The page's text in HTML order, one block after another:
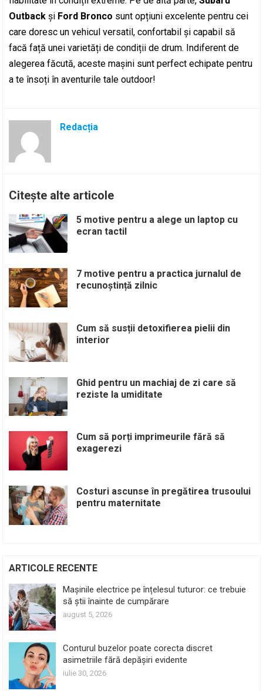
Outback și Ford Bronco sunt opțiuni excelente pentru cei
care doresc un vehicul versatil, confortabil și capabil să
facă față unei varietăți de condiții de drum. Indiferent de
alegerea făcută, aceste mașini sunt perfect echipate pentru
a te însoți în aventurile tale outdoor!
Redacția
Citește alte articole
5 motive pentru a alege un laptop cu
ecran tactil
7 motive pentru a practica jurnalul de
recunoștință zilnic
Cum să susții detoxifierea pielii din
interior
Ghid pentru un machiaj de zi care să
reziste la umiditate
Cum să porți imprimeurile fără să
exagerezi
Costuri ascunse în pregătirea trusoului
pentru maternitate
ARTICOLE RECENTE
Mașinile electrice pe înțelesul tuturor: ce trebuie
să știi înainte de cumpărare
august 5, 2026
Conturul buzelor poate corecta discret
asimetriile fără depășiri evidente
iulie 30, 2026